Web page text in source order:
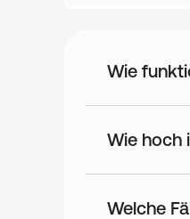
Wie
Wie hoch
Welche